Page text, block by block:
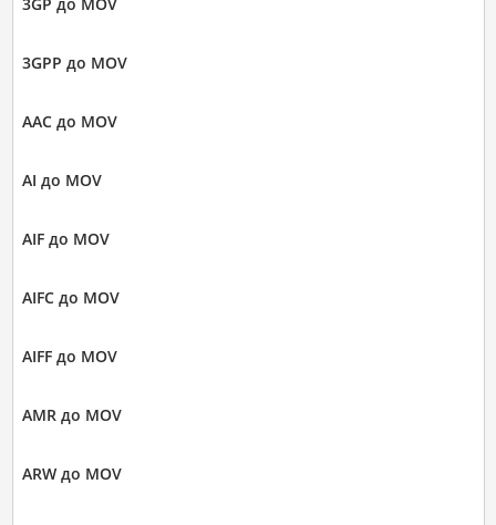
3GPP до MOV
AAC до MOV
AI до MOV
AIF до MOV
AIFC до MOV
AIFF до MOV
AMR до MOV
ARW до MOV